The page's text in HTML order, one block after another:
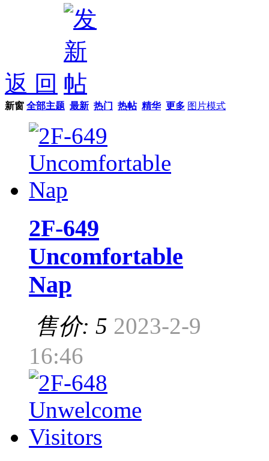
返 回
新窗 全部主题 最新 热门 热帖 精华 更多 图片模式
2F-649
Uncomfortable
Nap
售价: 5 2023-2-9
16:46